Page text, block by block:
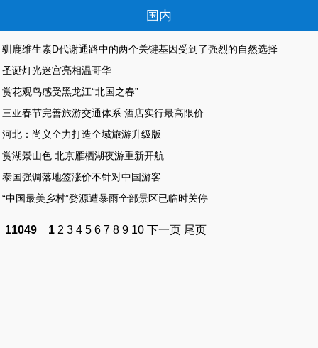
国内
驯鹿维生素D代谢通路中的两个关键基因受到了强烈的自然选择
圣诞灯光迷宫亮相温哥华
赏花观鸟感受黑龙江“北国之春”
三亚春节完善旅游交通体系 酒店实行最高限价
河北：尚义全力打造全域旅游升级版
赏湖景山色 北京雁栖湖夜游重新开航
泰国强调落地签涨价不针对中国游客
“中国最美乡村”婺源遭暴雨全部景区已临时关停
11049 1 2 3 4 5 6 7 8 9 10 下一页 尾页